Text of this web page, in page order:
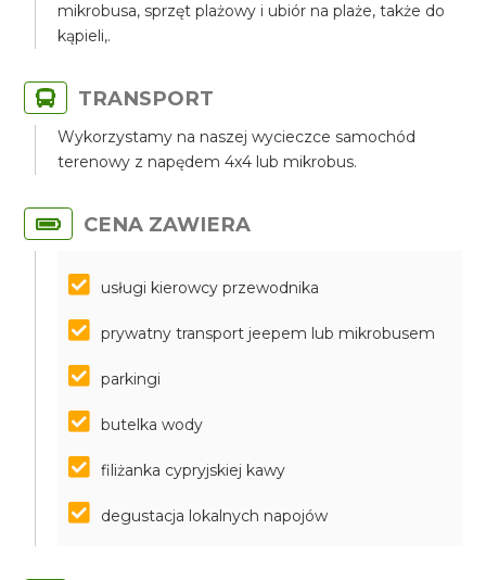
mikrobusa, sprzęt plażowy i ubiór na plaże, także do
kąpieli,.
TRANSPORT
Wykorzystamy na naszej wycieczce samochód
terenowy z napędem 4x4 lub mikrobus.
CENA ZAWIERA
usługi kierowcy przewodnika
prywatny transport jeepem lub mikrobusem
parkingi
butelka wody
filiżanka cypryjskiej kawy
degustacja lokalnych napojów